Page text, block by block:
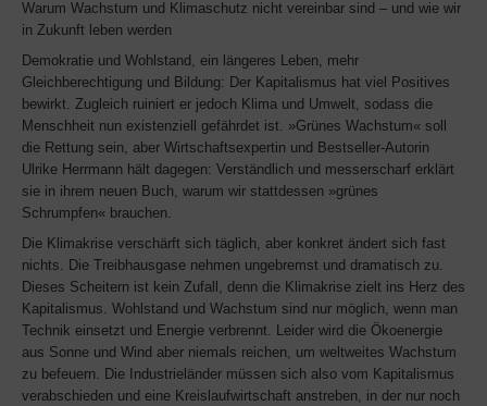
Warum Wachstum und Klimaschutz nicht vereinbar sind – und wie wir
in Zukunft leben werden
Demokratie und Wohlstand, ein längeres Leben, mehr
Gleichberechtigung und Bildung: Der Kapitalismus hat viel Positives
bewirkt. Zugleich ruiniert er jedoch Klima und Umwelt, sodass die
Menschheit nun existenziell gefährdet ist. »Grünes Wachstum« soll
die Rettung sein, aber Wirtschaftsexpertin und Bestseller-Autorin
Ulrike Herrmann hält dagegen: Verständlich und messerscharf erklärt
sie in ihrem neuen Buch, warum wir stattdessen »grünes
Schrumpfen« brauchen.
Die Klimakrise verschärft sich täglich, aber konkret ändert sich fast
nichts. Die Treibhausgase nehmen ungebremst und dramatisch zu.
Dieses Scheitern ist kein Zufall, denn die Klimakrise zielt ins Herz des
Kapitalismus. Wohlstand und Wachstum sind nur möglich, wenn man
Technik einsetzt und Energie verbrennt. Leider wird die Ökoenergie
aus Sonne und Wind aber niemals reichen, um weltweites Wachstum
zu befeuern. Die Industrieländer müssen sich also vom Kapitalismus
verabschieden und eine Kreislaufwirtschaft anstreben, in der nur noch